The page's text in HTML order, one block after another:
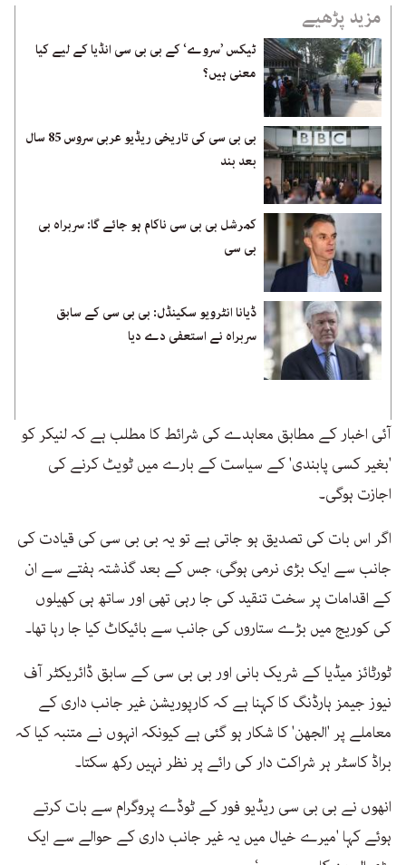
مزید پڑھیے
ٹیکس ’سروے‘ کے بی بی سی انڈیا کے لیے کیا
معنی ہیں؟
بی بی سی کی تاریخی ریڈیو عربی سروس 85 سال
بعد بند
کمرشل بی بی سی ناکام ہو جائے گا: سربراہ بی
بی سی
ڈیانا انٹرویو سکینڈل: بی بی سی کے سابق
سربراہ نے استعفی دے دیا
آئی اخبار کے مطابق معاہدے کی شرائط کا مطلب ہے کہ لنیکر کو
'بغیر کسی پابندی' کے سیاست کے بارے میں ٹویٹ کرنے کی
اجازت ہوگی۔
اگر اس بات کی تصدیق ہو جاتی ہے تو یہ بی بی سی کی قیادت کی
جانب سے ایک بڑی نرمی ہوگی، جس کے بعد گذشتہ ہفتے سے ان
کے اقدامات پر سخت تنقید کی جا رہی تھی اور ساتھ ہی کھیلوں
کی کوریج میں بڑے ستاروں کی جانب سے بائیکاٹ کیا جا رہا تھا۔
ٹورٹائز میڈیا کے شریک بانی اور بی بی سی کے سابق ڈائریکٹر آف
نیوز جیمز ہارڈنگ کا کہنا ہے کہ کارپوریشن غیر جانب داری کے
معاملے پر 'الجھن' کا شکار ہو گئی ہے کیونکہ انہوں نے متنبہ کیا کہ
براڈ کاسٹر ہر شراکت دار کی رائے پر نظر نہیں رکھ سکتا۔
انھوں نے بی بی سی ریڈیو فور کے ٹوڈے پروگرام سے بات کرتے
ہوئے کہا 'میرے خیال میں یہ غیر جانب داری کے حوالے سے ایک